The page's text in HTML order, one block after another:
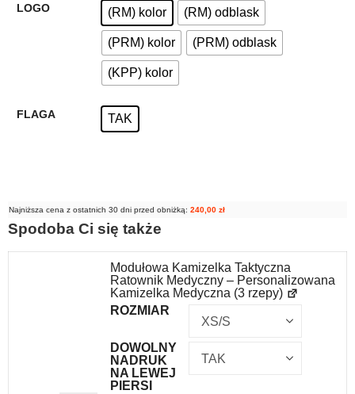
LOGO (RM) kolor (RM) odblask
(PRM) kolor (PRM) odblask
(KPP) kolor
FLAGA TAK
Najniższa cena z ostatnich 30 dni przed obniżką: 240,00 zł
Spodoba Ci się także
Modułowa Kamizelka Taktyczna
Ratownik Medyczny – Personalizowana
Kamizelka Medyczna (3 rzepy)
ROZMIAR
DOWOLNY
NADRUK
NA LEWEJ
PIERSI